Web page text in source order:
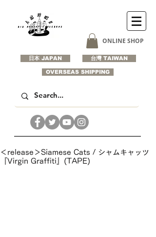
日本 JAPAN
ONLINE SHOP
台灣 TAIWAN
OVERSEAS SHIPPING
＜release＞Siamese Cats / シャムキャッツ
『Virgin Graffiti』(TAPE)